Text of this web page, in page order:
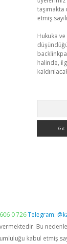
etmiş
Hukuka
halinde,
0 726Telegram:
vermektedir. Bu
kabul etmiş